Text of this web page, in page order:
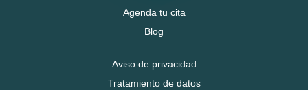
Agenda tu cita
Blog
Aviso de privacidad
Tratamiento de datos